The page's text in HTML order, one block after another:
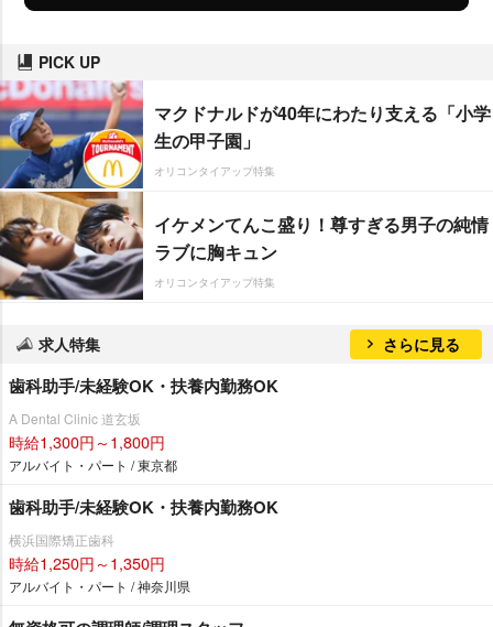
PICK UP
マクドナルドが40年にわたり支える「小学
生の甲子園」
オリコンタイアップ特集
イケメンてんこ盛り！尊すぎる男子の純情
ラブに胸キュン
オリコンタイアップ特集
求人特集 さらに見る
歯科助手/未経験OK・扶養内勤務OK
A Dental Clinic 道玄坂
時給1,300円～1,800円
アルバイト・パート / 東京都
歯科助手/未経験OK・扶養内勤務OK
横浜国際矯正歯科
時給1,250円～1,350円
アルバイト・パート / 神奈川県